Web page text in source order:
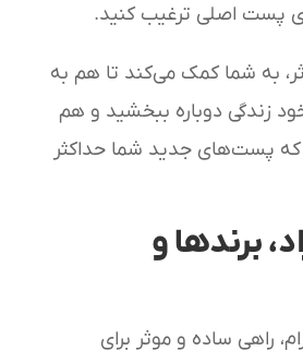
پست اصلی ترغیب کنید.
به شما کمک می‌کند تا هم به
زندگی دوباره ببخشید و هم
که پست‌های جدید شما حداکثر
برندها و
راهی ساده و موثر برای